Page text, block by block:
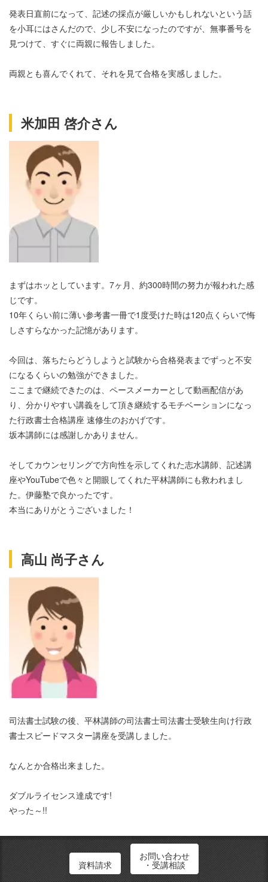
発表日直前になって、記述の採点が厳しいかもしれないという話
を小耳にはさんだので、少し不安になったのですが、無事番号を
見つけて、すぐに両親に報告しました。
両親とも喜んでくれて、それを見て合格を実感しました。
米加田 啓介さん
まずはホッとしています。7ヶ月、約300時間の努力が報われた感
じです。
10年くらい前に薄い参考書一冊で1度受けた時は120点くらいで悔
しさすらなかった記憶があります。
今回は、落ちたらどうしようと試験から合格発表までずっと不安
になるくらいの勉強ができました。
ここまで継続できたのは、ペースメーカーとして動画配信があ
り、分かりやすい講義をして頂き継続するモチベーションになっ
た行政書士合格講座 速修生のおかげです。
坂本講師には感謝しかありません。
そしてカウンセリングで方向性を示してくれた志水講師、記述講
座やYouTubeで色々と開眼してくれた平林講師にも救われまし
た。伊藤塾で良かったです。
本当にありがとうございました！
高山 尚子さん
司法書士試験の後、平林講師の司法書士司法書士受験生向け行政
書士スピードマスター講座を受講しました。
なんとか合格出来ました。
ダブルライセンス達成です!
やった～!!
小野 祥平さん
資料請求
お問い合わせ
・受講相談